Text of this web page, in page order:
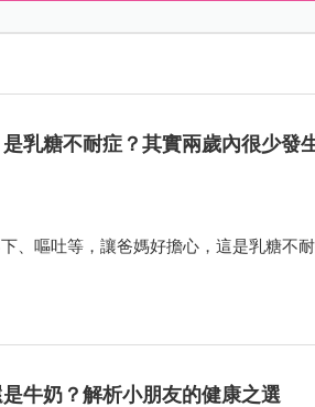
乳糖不耐症？其實兩歲內很少發
、嘔吐等，讓爸媽好擔心，這是乳糖不耐
牛奶？解析小朋友的健康之選